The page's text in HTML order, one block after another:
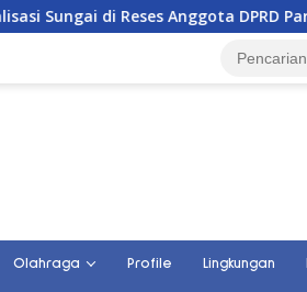
Anggota DPRD Parigi Moutong
Olahraga Profile Lingkungan